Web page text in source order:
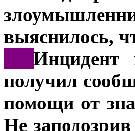
выяснилось,
Инцидент
получил
помощи от
Не